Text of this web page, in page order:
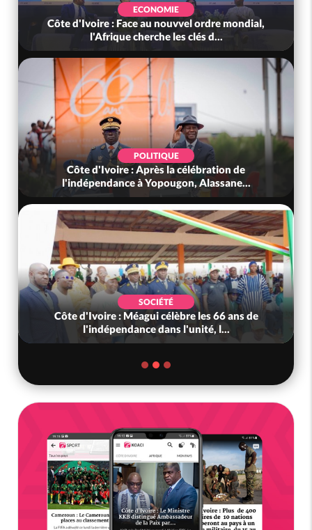
ECONOMIE
Côte d'Ivoire : Face au nouvvel ordre mondial,
l'Afrique cherche les clés d...
POLITIQUE
Côte d'Ivoire : Après la célébration de
l'indépendance à Yopougon, Alassane...
SOCIÉTÉ
Côte d'Ivoire : Méagui célèbre les 66 ans de
l'indépendance dans l'unité, l...